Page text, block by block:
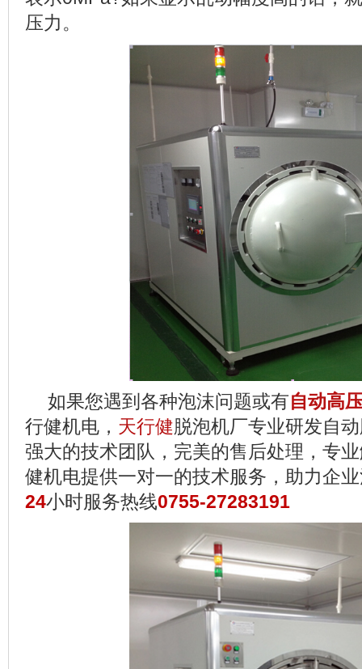
压力。
如果您遇到各种泡沫问题或有自动高
行健机电， 天行健脱泡机厂专业研发自
强大的技术团队，完美的售后处理，专
健机电提供一对一的技术服务，助力企
24小时服务热线0755-27283191